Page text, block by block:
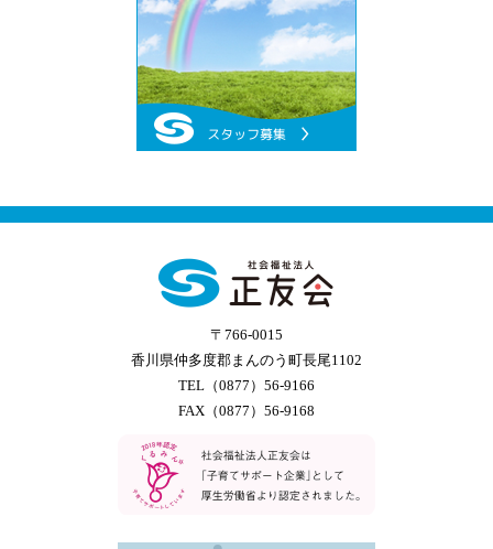
〒766-0015
香川県仲多度郡まんのう町長尾1102
TEL（0877）56-9166
FAX（0877）56-9168